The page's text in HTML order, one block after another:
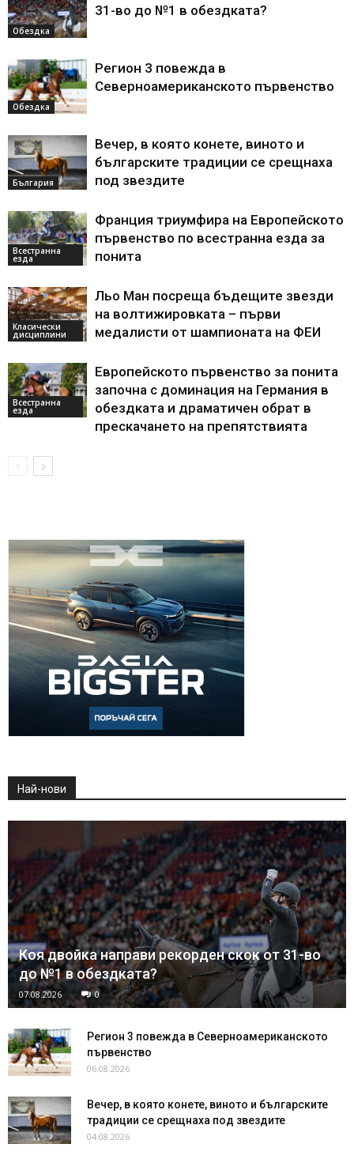
Обездка
31-во до №1 в обездката?
Обездка
Регион 3 повежда в
Северноамериканското първенство
България
Вечер, в която конете, виното и
българските традиции се срещнаха
под звездите
Всестранна
езда
Франция триумфира на Европейското
първенство по всестранна езда за
понита
Класически
дисциплини
Льо Ман посреща бъдещите звезди
на волтижировката – първи
медалисти от шампионата на ФЕИ
Всестранна
езда
Европейското първенство за понита
започна с доминация на Германия в
обездката и драматичен обрат в
прескачането на препятствията
Най-нови
Коя двойка направи рекорден скок от 31-во
до №1 в обездката?
07.08.2026 0
Регион 3 повежда в Северноамериканското
първенство
06.08.2026
Вечер, в която конете, виното и българските
традиции се срещнаха под звездите
04.08.2026